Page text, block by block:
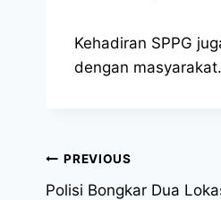
Kehadiran SPPG
dengan masyarakat.
PREVIOUS
Polisi Bongkar Dua